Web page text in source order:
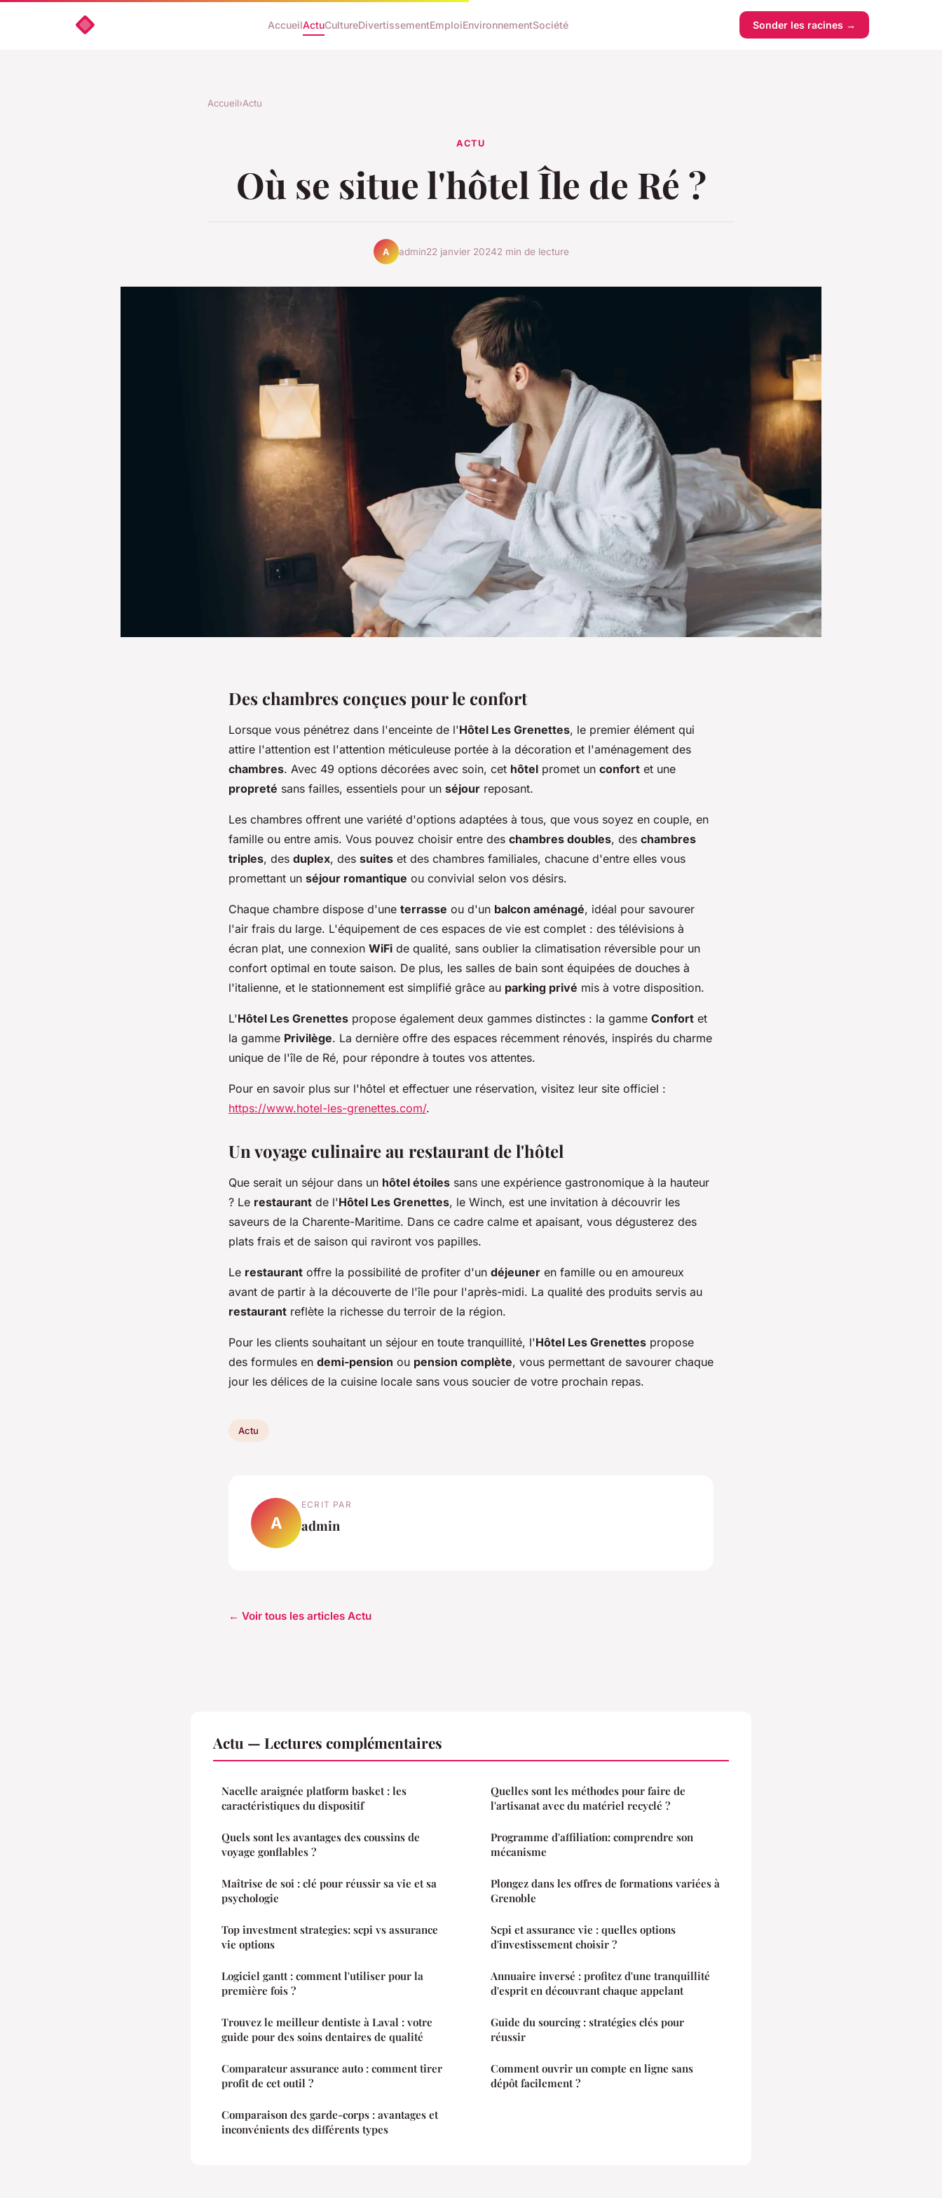
AccueilActuCultureDivertissementEmploiEnvironnementSociété Sonder les racines →
Accueil›Actu
ACTU
Où se situe l'hôtel Île de Ré ?
A admin22 janvier 20242 min de lecture
Des chambres conçues pour le confort
Lorsque vous pénétrez dans l'enceinte de l'Hôtel Les Grenettes, le premier élément qui
attire l'attention est l'attention méticuleuse portée à la décoration et l'aménagement des
chambres. Avec 49 options décorées avec soin, cet hôtel promet un confort et une
propreté sans failles, essentiels pour un séjour reposant.
Les chambres offrent une variété d'options adaptées à tous, que vous soyez en couple, en
famille ou entre amis. Vous pouvez choisir entre des chambres doubles, des chambres
triples, des duplex, des suites et des chambres familiales, chacune d'entre elles vous
promettant un séjour romantique ou convivial selon vos désirs.
Chaque chambre dispose d'une terrasse ou d'un balcon aménagé, idéal pour savourer
l'air frais du large. L'équipement de ces espaces de vie est complet : des télévisions à
écran plat, une connexion WiFi de qualité, sans oublier la climatisation réversible pour un
confort optimal en toute saison. De plus, les salles de bain sont équipées de douches à
l'italienne, et le stationnement est simplifié grâce au parking privé mis à votre disposition.
L'Hôtel Les Grenettes propose également deux gammes distinctes : la gamme Confort et
la gamme Privilège. La dernière offre des espaces récemment rénovés, inspirés du charme
unique de l'île de Ré, pour répondre à toutes vos attentes.
Pour en savoir plus sur l'hôtel et effectuer une réservation, visitez leur site officiel :
https://www.hotel-les-grenettes.com/.
Un voyage culinaire au restaurantde l'hôtel
Que serait un séjour dans un hôtel étoiles sans une expérience gastronomique à la hauteur
? Le restaurant de l'Hôtel Les Grenettes, le Winch, est une invitation à découvrir les
saveurs de la Charente-Maritime. Dans ce cadre calme et apaisant, vous dégusterez des
plats frais et de saison qui raviront vos papilles.
Le restaurant offre la possibilité de profiter d'un déjeuner en famille ou en amoureux
avant de partir à la découverte de l'île pour l'après-midi. La qualité des produits servis au
restaurant reflète la richesse du terroir de la région.
Pour les clients souhaitant un séjour en toute tranquillité, l'Hôtel Les Grenettes propose
des formules en demi-pension ou pension complète, vous permettant de savourer chaque
jour les délices de la cuisine locale sans vous soucier de votre prochain repas.
Actu
A
ECRIT PAR
admin
← Voir tous les articles Actu
Actu — Lectures complémentaires
Nacelle araignée platform basket : les
caractéristiques du dispositif
Quels sont les avantages des coussins de
voyage gonflables ?
Maîtrise de soi : clé pour réussir sa vie et sa
psychologie
Top investment strategies: scpi vs assurance
vie options
Logiciel gantt : comment l'utiliser pour la
première fois ?
Trouvez le meilleur dentiste à Laval : votre
guide pour des soins dentaires de qualité
Comparateur assurance auto : comment tirer
profit de cet outil ?
Comparaison des garde-corps : avantages et
inconvénients des différents types
Quelles sont les méthodes pour faire de
l'artisanat avec du matériel recyclé ?
Programme d'affiliation: comprendre son
mécanisme
Plongez dans les offres de formations variées à
Grenoble
Scpi et assurance vie : quelles options
d'investissement choisir ?
Annuaire inversé : profitez d'une tranquillité
d'esprit en découvrant chaque appelant
Guide du sourcing : stratégies clés pour
réussir
Comment ouvrir un compte en ligne sans
dépôt facilement ?